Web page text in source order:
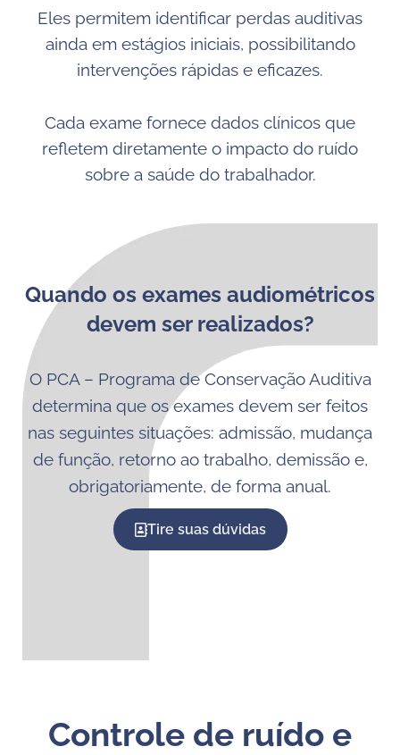
Eles permitem identificar perdas auditivas
ainda em estágios iniciais, possibilitando
intervenções rápidas e eficazes.
Cada exame fornece dados clínicos que
refletem diretamente o impacto do ruído
sobre a saúde do trabalhador.
Quando os exames audiométricos
devem ser realizados?
O PCA – Programa de Conservação Auditiva
determina que os exames devem ser feitos
nas seguintes situações: admissão, mudança
de função, retorno ao trabalho, demissão e,
obrigatoriamente, de forma anual.
Tire suas dúvidas
Controle de ruído e